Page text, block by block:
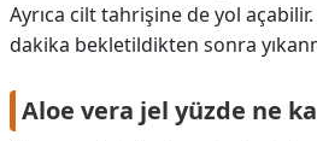
Ayrıca cilt tahrişine de yol
dakika bekletildikten sonra
Aloe vera jel yüzde ne